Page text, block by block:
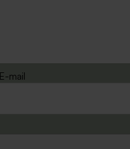
E-mail